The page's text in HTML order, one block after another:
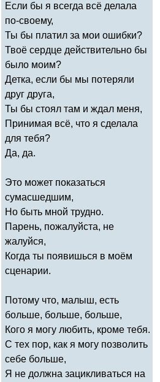
Если бы я всегда всё делала
по-своему,
Ты бы платил за мои ошибки?
Твоё сердце действительно бы
было моим?
Детка, если бы мы потеряли
друг друга,
Ты бы стоял там и ждал меня,
Принимая всё, что я сделала
для тебя?
Да, да.
Это может показаться
сумасшедшим,
Но быть мной трудно.
Парень, пожалуйста, не
жалуйся,
Когда ты появишься в моём
сценарии.
Потому что, малыш, есть
больше, больше, больше,
Кого я могу любить, кроме тебя.
С тех пор, как я могу позволить
себе больше,
Я не должна зацикливаться на